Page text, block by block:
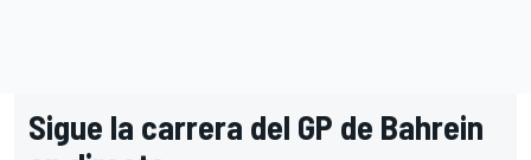
Sigue la carrera del GP de Bahrein